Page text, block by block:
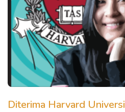
Diterima Harvard